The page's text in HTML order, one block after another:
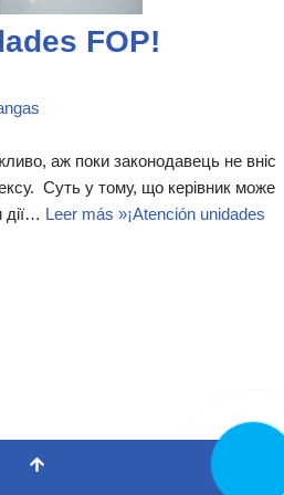
FOP!
аж поки законодавець не вніс
Суть у тому, що керівник може
дії… Leer más »¡Atención unidades